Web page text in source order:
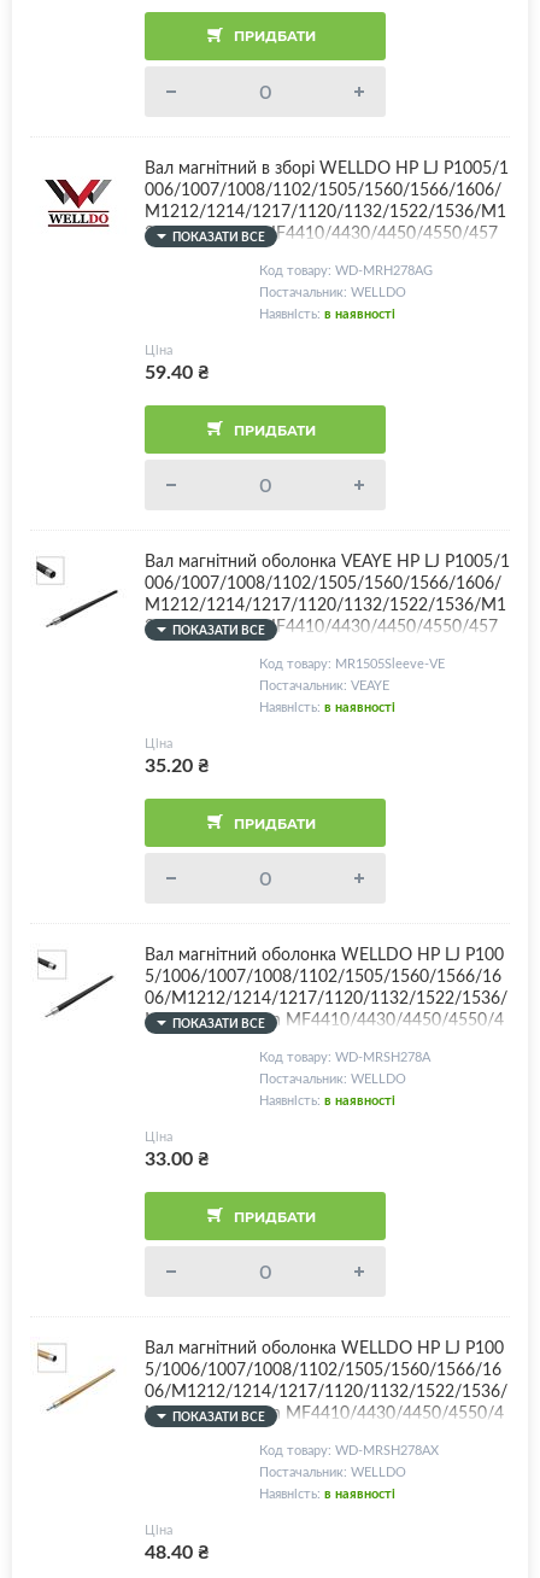
ПРИДБАТИ
Вал магнітний в зборі WELLDO HP LJ P1005/1
006/1007/1008/1102/1505/1560/1566/1606/
M1212/1214/1217/1120/1132/1522/1536/M1
25/127/Canon MF4410/4430/4450/4550/457
0/4580/4730/4750/4780/4870/4890/LBP301
0/3020/3100/3250/6000/6020/6200/CB435A/
CB436A/CE278A/CE283A/CE285A/Canon 712/
713/725/726/728/737, покриття Silver Glossy -
OEM технологія! + комплект втулок
ПОКАЗАТИ ВСЕ
Код товару: WD-MRH278AG
Постачальник: WELLDO
Наявність: в наявності
Ціна
59.40₴
ПРИДБАТИ
Вал магнітний оболонка VEAYE HP LJ P1005/1
006/1007/1008/1102/1505/1560/1566/1606/
M1212/1214/1217/1120/1132/1522/1536/M1
25/127/Canon MF4410/4430/4450/4550/457
0/4580/4730/4750/4780/4870/4890/LBP301
0/3020/3100/3250/6000/6020/6200/CB435A/
CB436A/CE278A/CE285A/Canon 712/713/725/
ПОКАЗАТИ ВСЕ
Код товару: MR1505Sleeve-VE
Постачальник: VEAYE
Наявність: в наявності
Ціна
35.20₴
ПРИДБАТИ
Вал магнітний оболонка WELLDO HP LJ P100
5/1006/1007/1008/1102/1505/1560/1566/16
06/M1212/1214/1217/1120/1132/1522/1536/
M125/127/Canon MF4410/4430/4450/4550/4
570/4580/4730/4750/4780/4870/4890/LBP30
10/3020/3100/3250/6000/6020/6200/CB435
A/CB436A/CE278A/CE283A/CE285A/Canon 71
2/713/725/726/728/737
ПОКАЗАТИ ВСЕ
Код товару: WD-MRSH278A
Постачальник: WELLDO
Наявність: в наявності
Ціна
33.00₴
ПРИДБАТИ
Вал магнітний оболонка WELLDO HP LJ P100
5/1006/1007/1008/1102/1505/1560/1566/16
06/M1212/1214/1217/1120/1132/1522/1536/
M125/127/Canon MF4410/4430/4450/4550/4
570/4580/4730/4750/4780/4870/4890/LBP30
10/3020/3100/3250/6000/6020/6200/CB435
A/CB436A/CE278A/CE283A/CE285A/Canon 71
2/713/725/726/728/737, покриття Deep Golde
n Glossy - OEM технологія! Для отримання ет
алонних відбитків рекомендовано використов
увати оригінальну магнітну серцевину!
ПОКАЗАТИ ВСЕ
Код товару: WD-MRSH278AX
Постачальник: WELLDO
Наявність: в наявності
Ціна
48.40₴